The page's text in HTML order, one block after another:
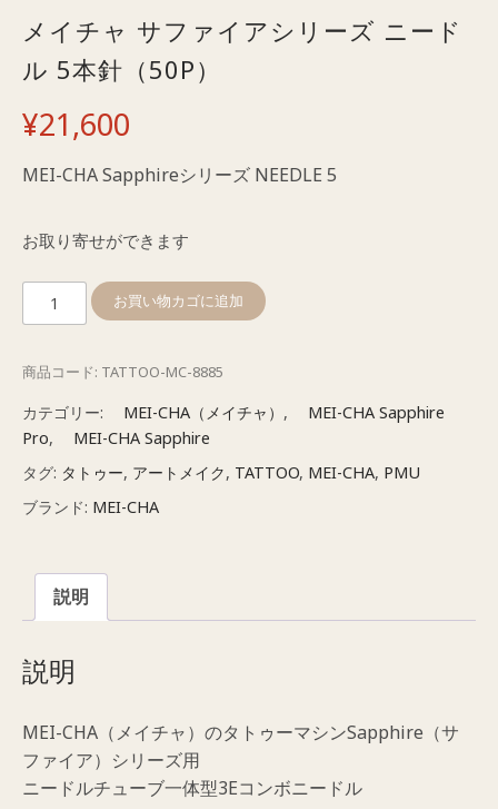
メイチャ サファイアシリーズ ニード
ル 5本針（50P）
¥21,600
MEI-CHA Sapphireシリーズ NEEDLE 5
お取り寄せができます
イ
ャ
サ
フ
ァ
イ
ア
リ
ズ
ニ
ー
ル
5
本
お買い物カゴに追加
商品コード: TATTOO-MC-8885
カテゴリー: MEI-CHA（メイチャ） ,
MEI-CHA Sapphire
Pro,
MEI-CHA Sapphire
タグ: タトゥー, アートメイク, TATTOO, MEI-CHA, PMU
ブランド: MEI-CHA
説明
説明
MEI-CHA（メイチャ）のタトゥーマシンSapphire（サ
ファイア）シリーズ用
ニードルチューブ一体型3Eコンボニードル